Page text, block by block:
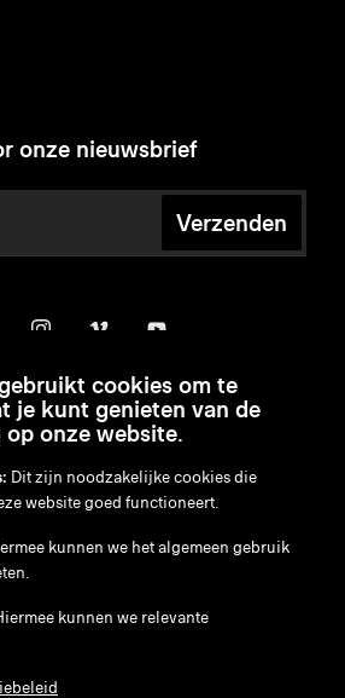
onze nieuwsbrief
Verzenden
cookies om te
je kunt genieten van de
onze website.
Dit zijn noodzakelijke cookies die
website goed functioneert.
kunnen we het algemeen gebruik
kunnen we relevante